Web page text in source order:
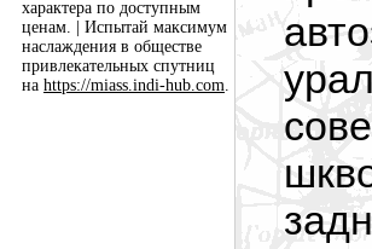
характера по доступным
ценам. | Испытай максимум
наслаждения в обществе
привлекательных спутниц
на https://miass.indi-hub.com.